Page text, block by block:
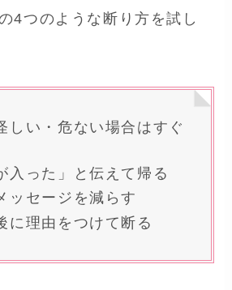
4つのような断り方を試し
しい・危ない場合はすぐ
入った」と伝えて帰る
ッセージを減らす
に理由をつけて断る